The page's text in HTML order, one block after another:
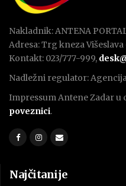
Nakladnik: ANTENA
Adresa: Trg kneza Višeslava
Kontakt: 023/777-999,
Nadležni regulator:
Impressum Antene Zadar u
poveznici.
Najčitanije